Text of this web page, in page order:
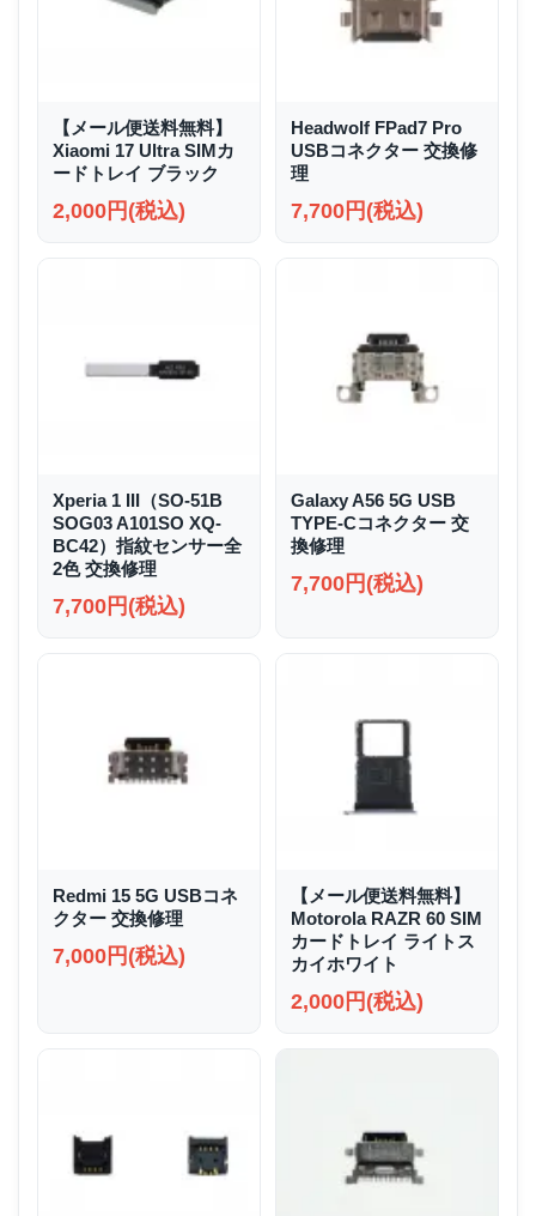
【メール便送料無料】
Xiaomi 17 Ultra SIMカ
ードトレイ ブラック
2,000円(税込)
Headwolf FPad7 Pro
USBコネクター 交換修
理
7,700円(税込)
Xperia 1 III（SO-51B
SOG03 A101SO XQ-
BC42）指紋センサー全
2色 交換修理
7,700円(税込)
Galaxy A56 5G USB
TYPE-Cコネクター 交
換修理
7,700円(税込)
Redmi 15 5G USBコネ
クター 交換修理
7,000円(税込)
【メール便送料無料】
Motorola RAZR 60 SIM
カードトレイ ライトス
カイホワイト
2,000円(税込)